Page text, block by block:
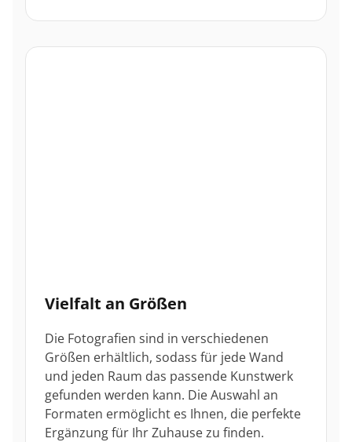
Vielfalt an Größen
Die Fotografien sind in verschiedenen
Größen erhältlich, sodass für jede Wand
und jeden Raum das passende Kunstwerk
gefunden werden kann. Die Auswahl an
Formaten ermöglicht es Ihnen, die perfekte
Ergänzung für Ihr Zuhause zu finden.